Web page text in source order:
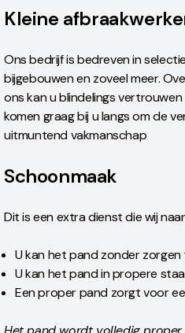
Kleine
Ons bedrijf is bedreven in
bijgebouwen en zoveel meer.
ons kan u blindelings
komen graag bij u langs om de
uitmuntend vakmanschap
Schoonmaak
Dit is een extra dienst die wij
U kan het pand zonder
U kan het pand in propere
Een proper pand zorgt voor